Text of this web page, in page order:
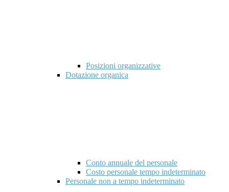
Posizioni organizzative
Dotazione organica
Conto annuale del personale
Costo personale tempo indeterminato
Personale non a tempo indeterminato